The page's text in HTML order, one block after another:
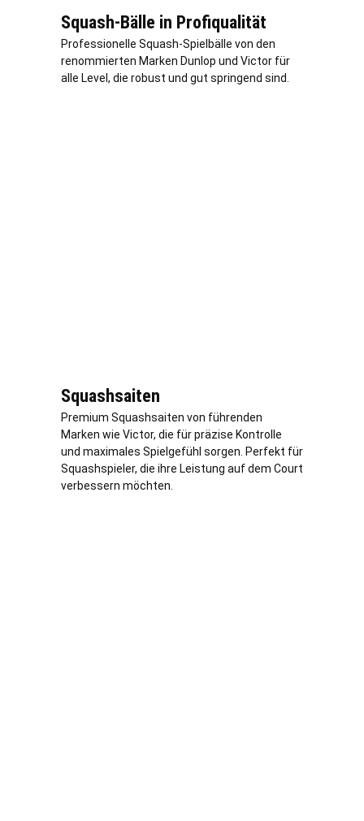
Squash-Bälle in Profiqualität
Professionelle Squash-Spielbälle von den
renommierten Marken Dunlop und Victor für
alle Level, die robust und gut springend sind.
Squashsaiten
Premium Squashsaiten von führenden
Marken wie Victor, die für präzise Kontrolle
und maximales Spielgefühl sorgen. Perfekt für
Squashspieler, die ihre Leistung auf dem Court
verbessern möchten.